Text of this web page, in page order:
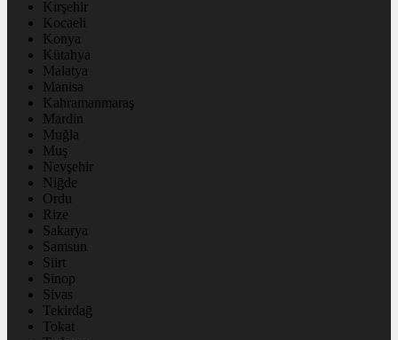
Kırşehir
Kocaeli
Konya
Kütahya
Malatya
Manisa
Kahramanmaraş
Mardin
Muğla
Muş
Nevşehir
Niğde
Ordu
Rize
Sakarya
Samsun
Siirt
Sinop
Sivas
Tekirdağ
Tokat